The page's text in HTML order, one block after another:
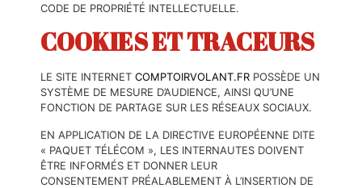
CODE DE PROPRIÉTÉ INTELLECTUELLE.
COOKIES ET TRACEURS
LE SITE INTERNET COMPTOIRVOLANT.FR POSSÈDE UN
SYSTÈME DE MESURE D’AUDIENCE, AINSI QU’UNE
FONCTION DE PARTAGE SUR LES RÉSEAUX SOCIAUX.
EN APPLICATION DE LA DIRECTIVE EUROPÉENNE DITE
« PAQUET TÉLÉCOM », LES INTERNAUTES DOIVENT
ÊTRE INFORMÉS ET DONNER LEUR
CONSENTEMENT PRÉALABLEMENT À L’INSERTION DE